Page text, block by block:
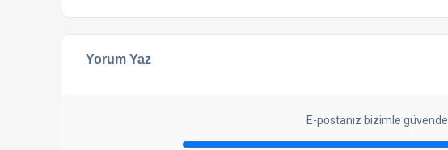
Yorum Yaz
E-postanız bizimle güvende.